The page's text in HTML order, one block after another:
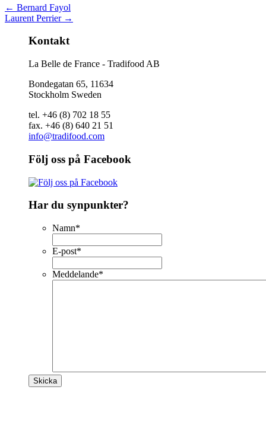
← Bernard Fayol
Laurent Perrier →
Kontakt
La Belle de France - Tradifood AB
Bondegatan 65, 11634
Stockholm Sweden
tel. +46 (8) 702 18 55
fax. +46 (8) 640 21 51
info@tradifood.com
Följ oss på Facebook
Har du synpunkter?
Namn*
E-post*
Meddelande*